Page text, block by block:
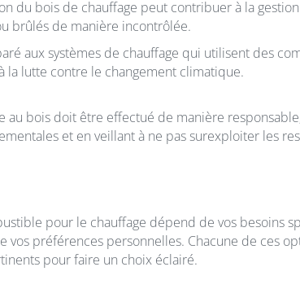
du bois de chauffage peut contribuer à la
brûlés de manière incontrôlée.
aux systèmes de chauffage qui utilisent des
lutte contre le changement climatique.
bois doit être effectué de manière
et en veillant à ne pas surexploiter les
pour le chauffage dépend de vos besoins
préférences personnelles. Chacune de ces
pour faire un choix éclairé.